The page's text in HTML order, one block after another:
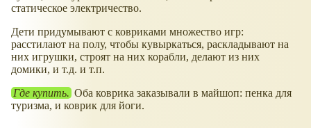
статическое электричество.
Дети придумывают с ковриками множество игр:
расстилают на полу, чтобы кувыркаться, раскладывают на
них игрушки, строят на них корабли, делают из них
домики, и т.д. и т.п.
Где купить. Оба коврика заказывали в майшоп: пенка для
туризма, и коврик для йоги.